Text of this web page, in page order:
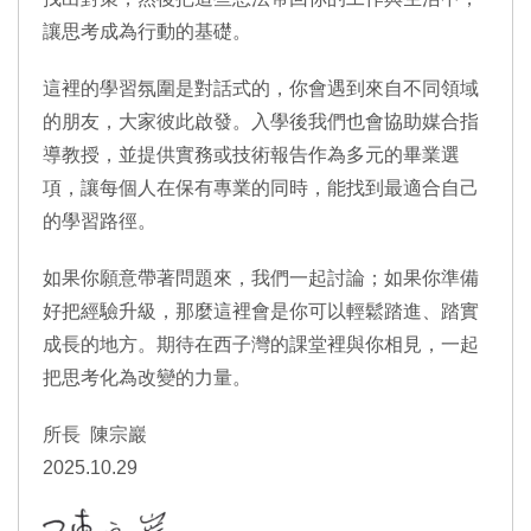
讓思考成為行動的基礎。
這裡的學習氛圍是對話式的，你會遇到來自不同領域
的朋友，大家彼此啟發。入學後我們也會協助媒合指
導教授，並提供實務或技術報告作為多元的畢業選
項，讓每個人在保有專業的同時，能找到最適合自己
的學習路徑。
如果你願意帶著問題來，我們一起討論；如果你準備
好把經驗升級，那麼這裡會是你可以輕鬆踏進、踏實
成長的地方。期待在西子灣的課堂裡與你相見，一起
把思考化為改變的力量。
所長 陳宗巖
2025.10.29